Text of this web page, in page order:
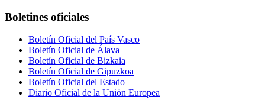
Boletines oficiales
Boletín Oficial del País Vasco
Boletín Oficial de Álava
Boletín Oficial de Bizkaia
Boletín Oficial de Gipuzkoa
Boletín Oficial del Estado
Diario Oficial de la Unión Europea